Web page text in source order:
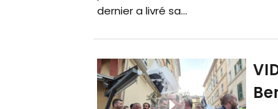
dernier a livré sa...